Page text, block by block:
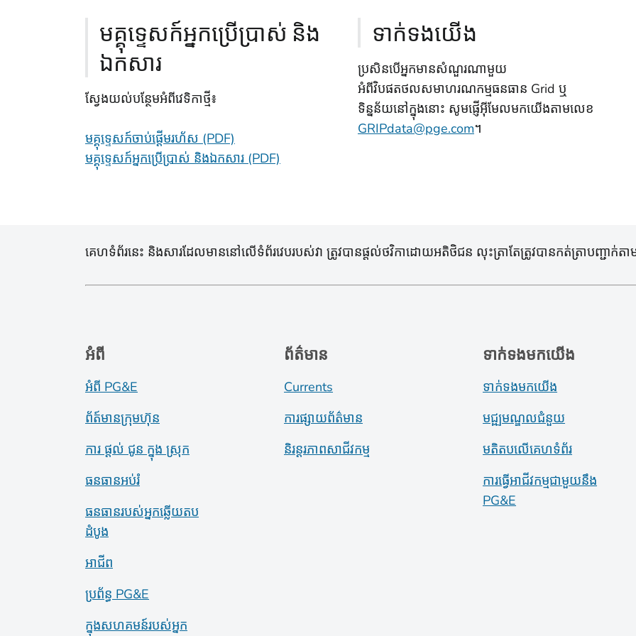
មគ្គុទ្ទេសក៍អ្នកប្រើប្រាស់ និង
ឯកសារ
ស្វែងយល់បន្ថែមអំពីវេទិកាថ្មី៖
មគ្គុទ្ទេសក៍ចាប់ផ្តើមរហ័ស (PDF)
មគ្គុទ្ទេសក៍អ្នកប្រើប្រាស់ និងឯកសារ (PDF)
ទាក់ទងយើង
ប្រសិនបើអ្នកមានសំណួរណាមួយ
អំពីវិបផតថលសមាហរណកម្មធនធាន Grid ឬ
ទិន្នន័យនៅក្នុងនោះ សូមផ្ញើអ៊ីមែលមកយើងតាមលេខ
GRIPdata@pge.com។
គេហទំព័រនេះ និងសារដែលមាននៅលើទំព័រវេបរបស់វា ត្រូវបានផ្តល់ថវិកាដោយអតិថិជន លុះត្រាតែត្រូវបានកត់ត្រាបញ្ជាក់តា
អំពី
អំពី PG&E
ព័ត៍​មាន​ក្រុមហ៊ុន
ការ ផ្តល់ ជូន ក្នុង ស្រុក
ធនធានអប់រំ
ធនធានរបស់អ្នកឆ្លើយតប
ដំបូង
អាជីព
ប្រព័ន្ធ PG&E
ក្នុងសហគមន៍របស់អ្នក
ព័ត៌មាន
Currents
ការផ្សាយព័ត៌មាន
និរន្តរភាពសាជីវកម្ម
ទាក់ទងមកយើង
ទាក់ទងមកយើង
មជ្ឍមណ្ឌលជំនួយ
មតិតបលើគេហទំព័រ
ការធ្វើអាជីវកម្មជាមួយនឹង
PG&E